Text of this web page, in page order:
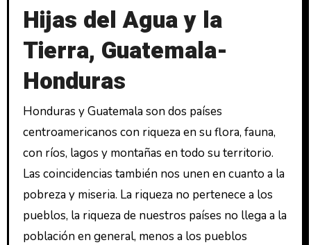
Hijas del Agua y la
Tierra, Guatemala-
Honduras
Honduras y Guatemala son dos países
centroamericanos con riqueza en su flora, fauna,
con ríos, lagos y montañas en todo su territorio.
Las coincidencias también nos unen en cuanto a la
pobreza y miseria. La riqueza no pertenece a los
pueblos, la riqueza de nuestros países no llega a la
población en general, menos a los pueblos